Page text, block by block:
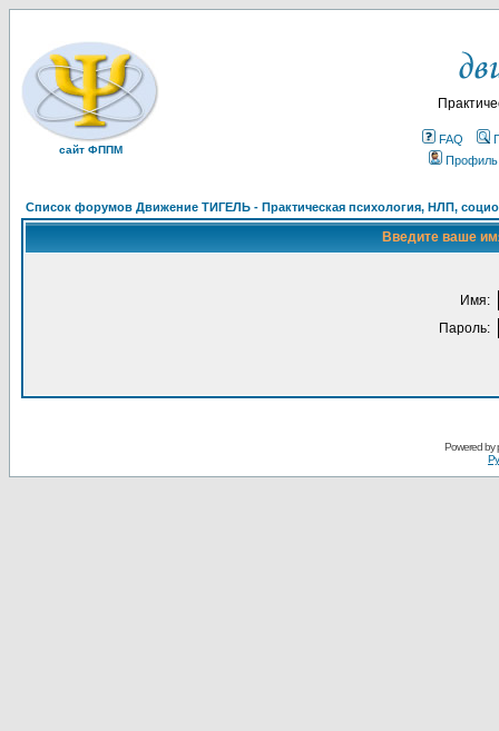
сайт ФППМ
FAQ
Профиль
Список форумов Движение ТИГЕЛЬ - Практическая психология, НЛП,
Введите ваше
Имя:
Пароль:
Powered by